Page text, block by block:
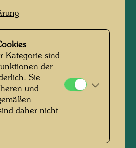
Schrein in
Hundertwasser
Archiv
Kategorie sind
der
Sie
und
daher nicht